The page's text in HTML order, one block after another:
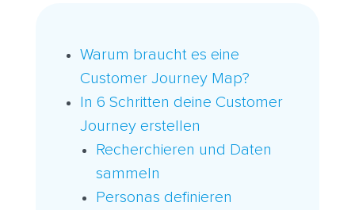
Warum braucht es eine
Customer Journey Map?
In 6 Schritten deine Customer
Journey erstellen
Recherchieren und Daten
sammeln
Personas definieren